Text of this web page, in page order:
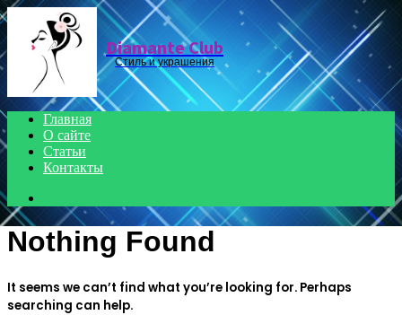
Menu
Diamante Club
Стиль и украшения
Главная
О сайте
Статьи
Контакты
Nothing Found
It seems we can’t find what you’re looking for. Perhaps
searching can help.